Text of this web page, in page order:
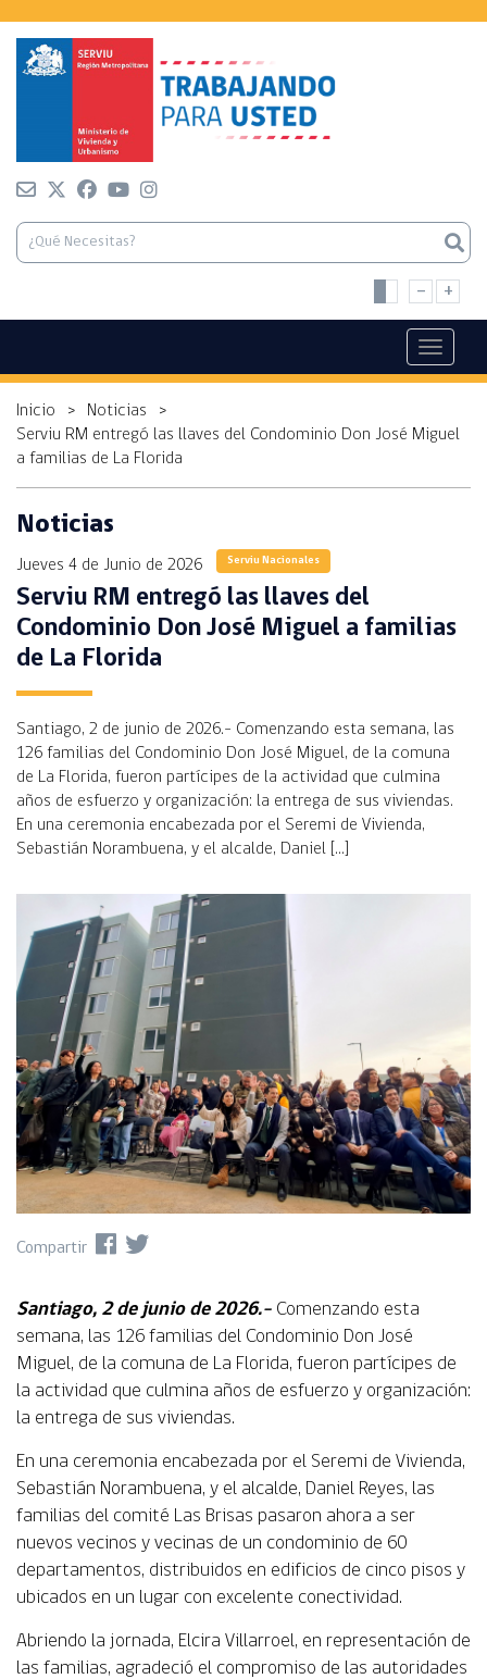
- +
Toggle
Inicio > Noticias
>
Serviu RM entregó las llaves del Condominio Don José Miguel
a familias de La Florida
Noticias
Jueves 4 de Junio de 2026 Serviu Nacionales
Serviu RM entregó las llaves del
Condominio Don José Miguel a familias
de La Florida
Santiago, 2 de junio de 2026.- Comenzando esta semana, las
126 familias del Condominio Don José Miguel, de la comuna
de La Florida, fueron partícipes de la actividad que culmina
años de esfuerzo y organización: la entrega de sus viviendas.
En una ceremonia encabezada por el Seremi de Vivienda,
Sebastián Norambuena, y el alcalde, Daniel […]
Compartir
Santiago, 2 de junio de 2026.- Comenzando esta
semana, las 126 familias del Condominio Don José
Miguel, de la comuna de La Florida, fueron partícipes de
la actividad que culmina años de esfuerzo y organización:
la entrega de sus viviendas.
En una ceremonia encabezada por el Seremi de Vivienda,
Sebastián Norambuena, y el alcalde, Daniel Reyes, las
familias del comité Las Brisas pasaron ahora a ser
nuevos vecinos y vecinas de un condominio de 60
departamentos, distribuidos en edificios de cinco pisos y
ubicados en un lugar con excelente conectividad.
Abriendo la jornada, Elcira Villarroel, en representación de
las familias, agradeció el compromiso de las autoridades